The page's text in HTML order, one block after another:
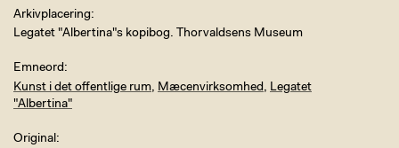
Arkivplacering
Legatet "Albertina"s kopibog. Thorvaldsens Museum
Emneord
Kunst i det offentlige rum, Mæcenvirksomhed , Legatet
"Albertina"
Original